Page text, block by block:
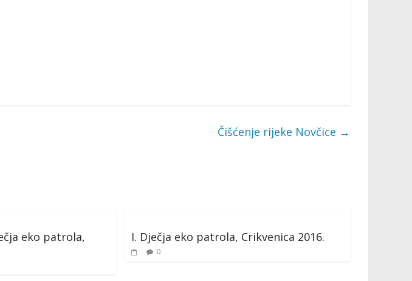
Čišćenje rijeke Novčice →
eko patrola,
I. Dječja eko patrola, Crikvenica 2016.
0